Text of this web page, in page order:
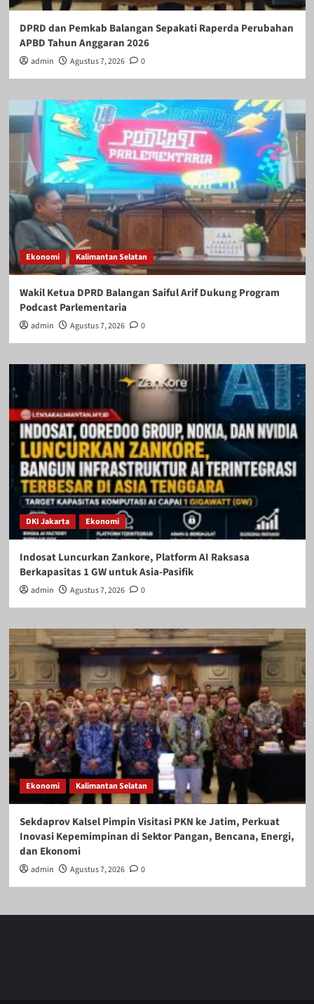
DPRD dan Pemkab Balangan Sepakati Raperda Perubahan
APBD Tahun Anggaran 2026
admin Agustus 7, 2026 0
Ekonomi Kalimantan Selatan
Wakil Ketua DPRD Balangan Saiful Arif Dukung Program
Podcast Parlementaria
admin Agustus 7, 2026 0
DKI Jakarta Ekonomi
Indosat Luncurkan Zankore, Platform AI Raksasa
Berkapasitas 1 GW untuk Asia-Pasifik
admin Agustus 7, 2026 0
Ekonomi Kalimantan Selatan
Sekdaprov Kalsel Pimpin Visitasi PKN ke Jatim, Perkuat
Inovasi Kepemimpinan di Sektor Pangan, Bencana, Energi,
dan Ekonomi
admin Agustus 7, 2026 0